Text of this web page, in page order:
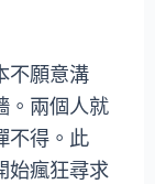
不願意溝
。兩個人就
不得。此
始瘋狂尋求